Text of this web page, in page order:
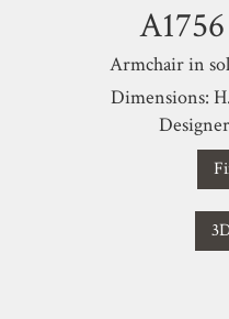
Armchair in
Dimensions: